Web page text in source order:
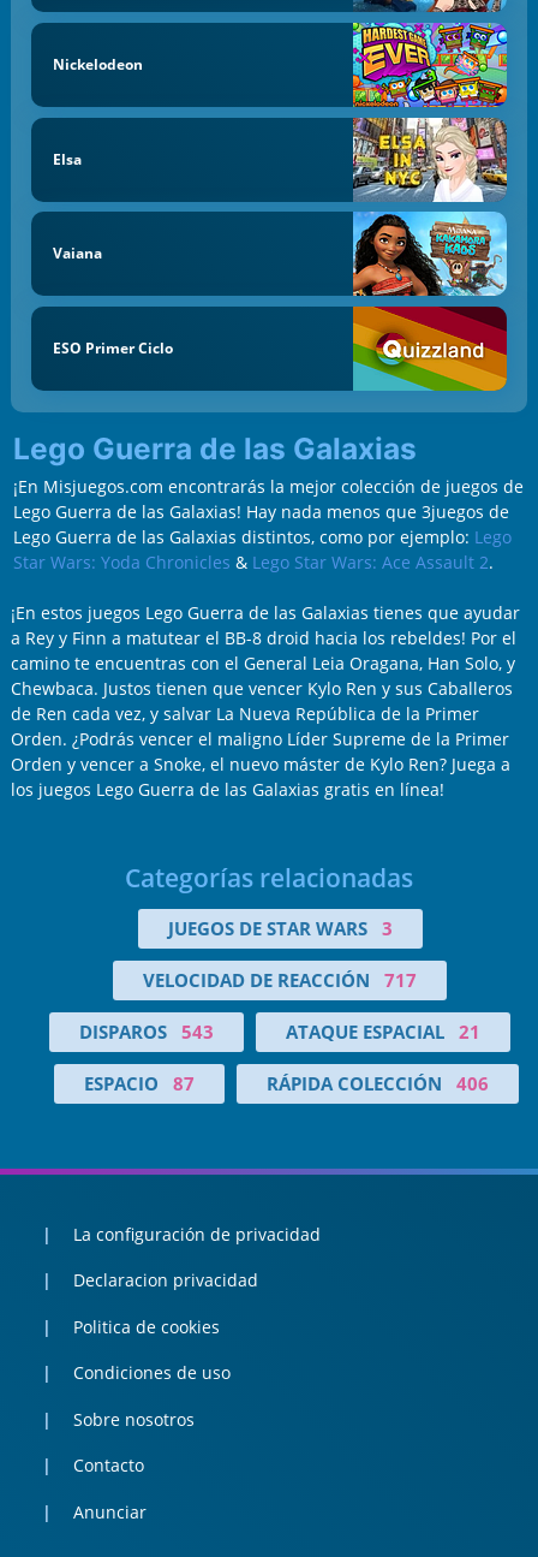
Nickelodeon
Elsa
Vaiana
ESO Primer Ciclo
Lego Guerra de las Galaxias
¡En Misjuegos.com encontrarás la mejor colección de juegos de
Lego Guerra de las Galaxias! Hay nada menos que 3juegos de
Lego Guerra de las Galaxias distintos, como por ejemplo: Lego
Star Wars: Yoda Chronicles & Lego Star Wars: Ace Assault 2.
¡En estos juegos Lego Guerra de las Galaxias tienes que ayudar
a Rey y Finn a matutear el BB-8 droid hacia los rebeldes! Por el
camino te encuentras con el General Leia Oragana, Han Solo, y
Chewbaca. Justos tienen que vencer Kylo Ren y sus Caballeros
de Ren cada vez, y salvar La Nueva República de la Primer
Orden. ¿Podrás vencer el maligno Líder Supreme de la Primer
Orden y vencer a Snoke, el nuevo máster de Kylo Ren? Juega a
los juegos Lego Guerra de las Galaxias gratis en línea!
Categorías relacionadas
JUEGOS DE STAR WARS 3
VELOCIDAD DE REACCIÓN 717
DISPAROS 543 ATAQUE ESPACIAL 21
ESPACIO 87 RÁPIDA COLECCIÓN 406
La configuración de privacidad
Declaracion privacidad
Politica de cookies
Condiciones de uso
Sobre nosotros
Contacto
Anunciar